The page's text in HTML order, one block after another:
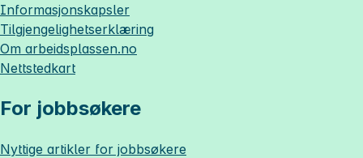
Informasjonskapsler
Tilgjengelighetserklæring
Om arbeidsplassen.no
Nettstedkart
For jobbsøkere
Nyttige artikler for jobbsøkere